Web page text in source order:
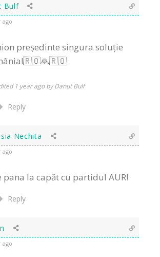
Bulf
ago
președinte singura soluție
1 year ago by Danut Bulf
Reply
Nechita
ago
pana la capăt cu partidul AUR!
Reply
ago